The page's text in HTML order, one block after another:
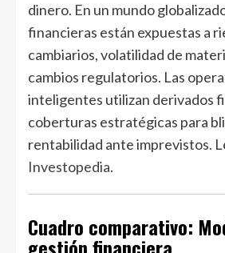
dinero. En un mundo
financieras están expuestas a
cambiarios, volatilidad de
cambios regulatorios. Las
inteligentes utilizan derivados
coberturas estratégicas para
rentabilidad ante imprevistos.
Investopedia.
Cuadro comparativo: